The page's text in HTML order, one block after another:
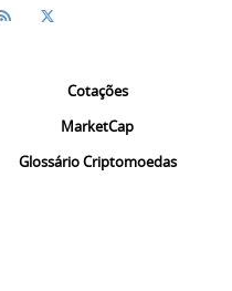
Cotações
MarketCap
Glossário Criptomoedas